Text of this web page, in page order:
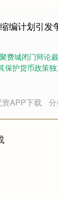
编计划引发
费城闭门辩论
护货币政策
APP下载